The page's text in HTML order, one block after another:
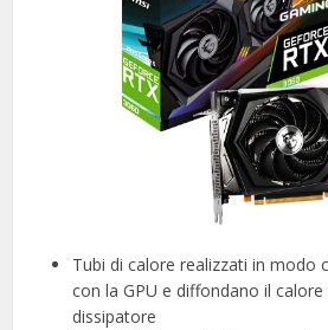
Tubi di calore realizzati in modo
con la GPU e diffondano il calore
dissipatore